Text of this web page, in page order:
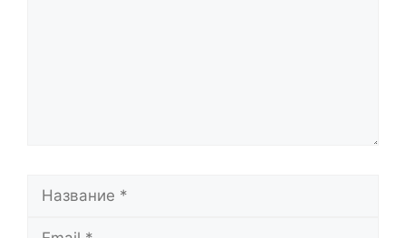
Название
Email